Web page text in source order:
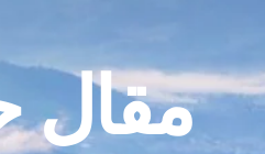
مقال